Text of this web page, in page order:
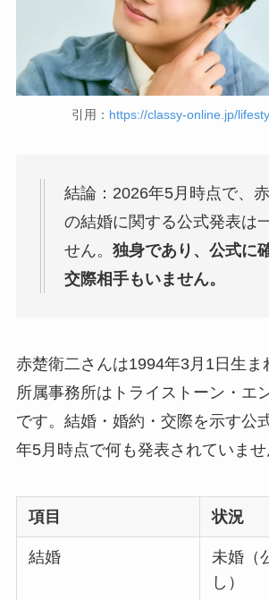
引用： https://classy-online.jp/
結論：2026年5月時点で、
の結婚に関する公式発表は
せん。 独身であり、公式に
交際相手もいません。
赤楚衛二さんは1994年3月1日生ま
所属事務所はトライストーン・エ
です。結婚・婚約・交際を示す公
年5月時点で何も発表されていませ
項目 状況
結婚
未婚（
し）